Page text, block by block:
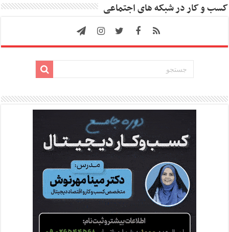
کسب و کار در شبکه های اجتماعی